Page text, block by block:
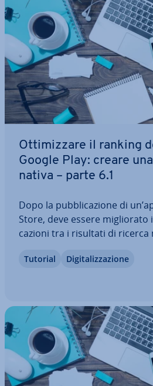
Ot­ti­miz­za­re il ranking
Google Play: creare
nativa – parte 6.1
Dopo la pub­bli­ca­zio­ne di
Store, deve essere
ca­zio­ni tra i risultati di ricerca
posizioni dei risultati di
Tutorial Di­gi­ta­liz­za­zio­ne